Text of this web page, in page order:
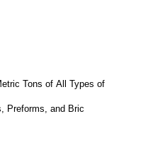
Tons of All Types of
Preforms, and Bric